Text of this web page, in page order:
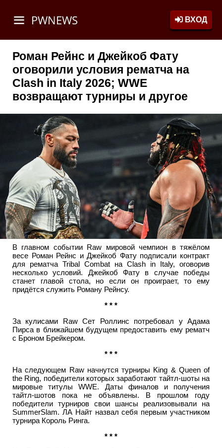
PWNEWS ВХОД
Роман Рейнс и Джейкоб Фату
оговорили условия рематча на
Clash in Italy 2026; WWE
возвращают турниры и другое
В главном событии Raw мировой чемпион в тяжёлом
весе Роман Рейнс и Джейкоб Фату подписали контракт
для рематча Tribal Combat на Clash in Italy, оговорив
несколько условий. Джейкоб Фату в случае победы
станет главой стола, но если он проиграет, то ему
придётся служить Роману Рейнсу.
* * *
За кулисами Raw Сет Роллинс потребовал у Адама
Пирса в ближайшем будущем предоставить ему рематч
с Броном Брейкером.
* * *
На следующем Raw начнутся турниры King & Queen of
the Ring, победители которых заработают тайтл-шоты на
мировые титулы WWE. Даты финалов и получения
тайтл-шотов пока не объявлены. В прошлом году
победители турниров свои шансы реализовывали на
SummerSlam. ЛА Найт назвал себя первым участником
турнира Король Ринга.
* * *